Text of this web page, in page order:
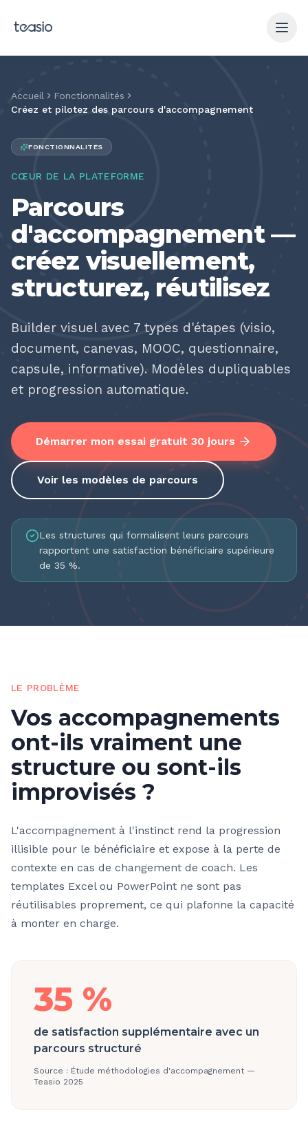
Accueil
Fonctionnalités
Créez et pilotez des parcours d'accompagnement
FONCTIONNALITÉS
CŒUR DE LA PLATEFORME
Parcours
d'accompagnement —
créez visuellement,
structurez, réutilisez
Builder visuel avec 7 types d'étapes (visio,
document, canevas, MOOC, questionnaire,
capsule, informative). Modèles dupliquables
et progression automatique.
Démarrer mon essai gratuit 30 jours
Voir les modèles de parcours
Les structures qui formalisent leurs parcours
rapportent une satisfaction bénéficiaire supérieure
de 35 %.
LE PROBLÈME
Vos accompagnements
ont-ils vraiment une
structure ou sont-ils
improvisés ?
L'accompagnement à l'instinct rend la progression
illisible pour le bénéficiaire et expose à la perte de
contexte en cas de changement de coach. Les
templates Excel ou PowerPoint ne sont pas
réutilisables proprement, ce qui plafonne la capacité
à monter en charge.
35 %
de satisfaction supplémentaire avec un
parcours structuré
Source : Étude méthodologies d'accompagnement —
Teasio 2025